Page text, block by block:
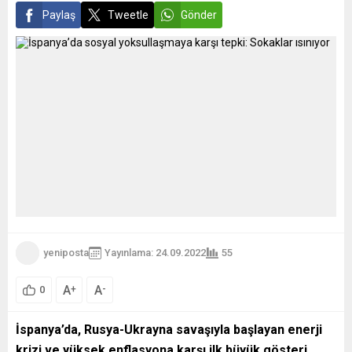
Paylaş Tweetle Gönder
yeniposta Yayınlama: 24.09.2022 55
0 A+ A-
İspanya’da, Rusya-Ukrayna savaşıyla başlayan enerji